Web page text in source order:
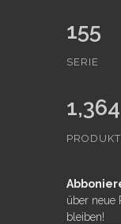
155
SERIE
1,364
über neue
bleiben!